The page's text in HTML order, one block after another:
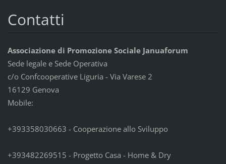
Contatti
Associazione di Promozione Sociale Januaforum
Sede legale e Sede Operativa
c/o Confcooperative Liguria - Via Varese 2
16129 Genova
Mobile:
+393358030663 - Cooperazione allo Sviluppo
+393482269515 - Progetto Casa - Home & Dry